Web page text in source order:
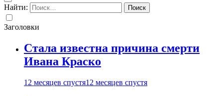
Найти:
Заголовки
Стала известна причина смерти
Ивана Краско
12 месяцев спустя12 месяцев спустя